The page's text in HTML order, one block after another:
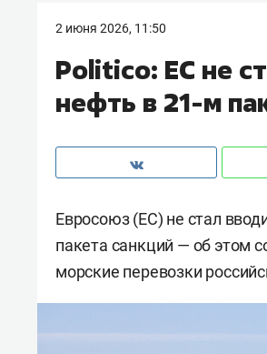
2 июня 2026, 11:50
Politico: ЕС не
нефть в 21-м
Евросоюз (ЕС) не стал
пакета санкций — об этом
морские перевозки